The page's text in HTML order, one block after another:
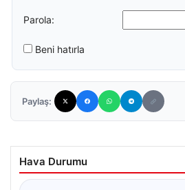
Parola:
Beni hatırla
Paylaş:
Hava Durumu